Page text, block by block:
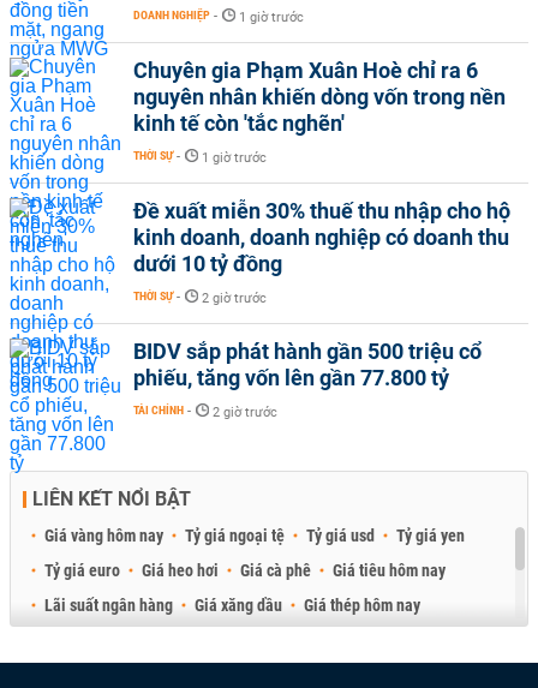
DOANH NGHIỆP - 1 giờ trước
Chuyên gia Phạm Xuân Hoè chỉ ra 6
nguyên nhân khiến dòng vốn trong nền
kinh tế còn 'tắc nghẽn'
THỜI SỰ - 1 giờ trước
Đề xuất miễn 30% thuế thu nhập cho hộ
kinh doanh, doanh nghiệp có doanh thu
dưới 10 tỷ đồng
THỜI SỰ - 2 giờ trước
BIDV sắp phát hành gần 500 triệu cổ
phiếu, tăng vốn lên gần 77.800 tỷ
TÀI CHÍNH - 2 giờ trước
LIÊN KẾT NỔI BẬT
Giá vàng hôm nay Tỷ giá ngoại tệ Tỷ giá usd
Tỷ giá yen
Tỷ giá euro
Giá heo hơi Giá cà phê
Giá tiêu hôm nay
Lãi suất ngân hàng
Giá xăng dầu
Giá thép hôm nay